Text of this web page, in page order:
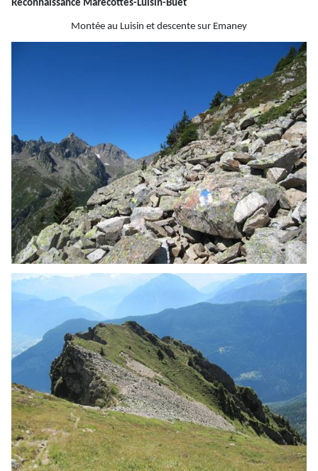
Reconnaissance Marecottes-Luisin-Buet
Montée au Luisin et descente sur Emaney